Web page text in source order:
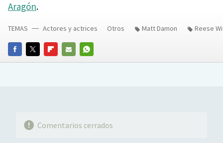
Aragón.
FACEBOOKTWITTERFLIPBOARD
E-
WHATSAPP
TEMAS Actores y actrices Otros Matt Damon Reese
Comentarios cerrados